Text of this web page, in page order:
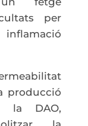
per
producció
la DAO,